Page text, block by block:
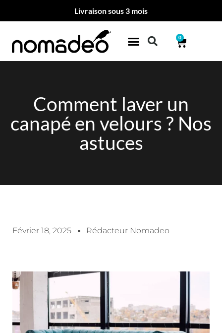
Livraison sous 3 mois
0
Comment laver un
canapé en velours ? Nos
astuces
Février 18, 2025 Rédacteur Nomadeo